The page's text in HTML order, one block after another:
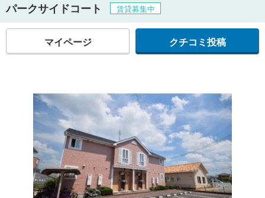
パークサイドコート 賃貸募集中
マイページ クチコミ投稿